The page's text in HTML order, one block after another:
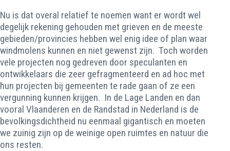
Nu is dat overal relatief te noemen want er wordt wel
degelijk rekening gehouden met grieven en de meeste
gebieden/provincies hebben wel enig idee of plan waar
windmolens kunnen en niet gewenst zijn. Toch worden
vele projecten nog gedreven door speculanten en
ontwikkelaars die zeer gefragmenteerd en ad hoc met
hun projecten bij gemeenten te rade gaan of ze een
vergunning kunnen krijgen. In de Lage Landen en dan
vooral Vlaanderen en de Randstad in Nederland is de
bevolkingsdichtheid nu eenmaal gigantisch en moeten
we zuinig zijn op de weinige open ruimtes en natuur die
ons resten.